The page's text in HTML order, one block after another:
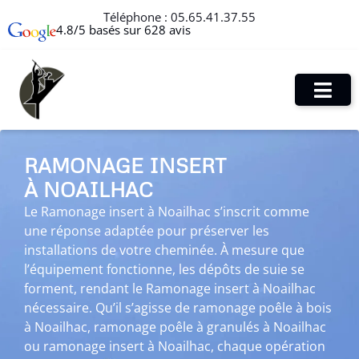
Téléphone : 05.65.41.37.55
4.8/5 basés sur 628 avis
RAMONAGE INSERT
À NOAILHAC
Le Ramonage insert à Noailhac s’inscrit comme
une réponse adaptée pour préserver les
installations de votre cheminée. À mesure que
l’équipement fonctionne, les dépôts de suie se
forment, rendant le Ramonage insert à Noailhac
nécessaire. Qu’il s’agisse de ramonage poêle à bois
à Noailhac, ramonage poêle à granulés à Noailhac
ou ramonage insert à Noailhac, chaque opération